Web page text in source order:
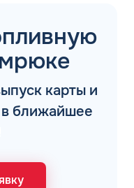
карты и
ближайшее